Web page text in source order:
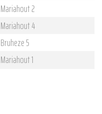
Mariahout 2
Mariahout 4
Bruheze 5
Mariahout 1